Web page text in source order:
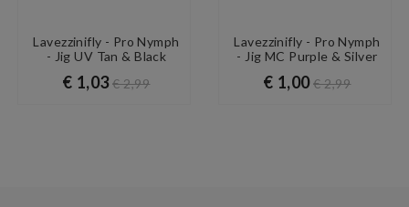
Lavezzinifly - Pro Nymph
- Jig UV Tan & Black
€ 1,03€ 2,99
Lavezzinifly - Pro Nymph
- Jig MC Purple & Silver
€ 1,00€ 2,99